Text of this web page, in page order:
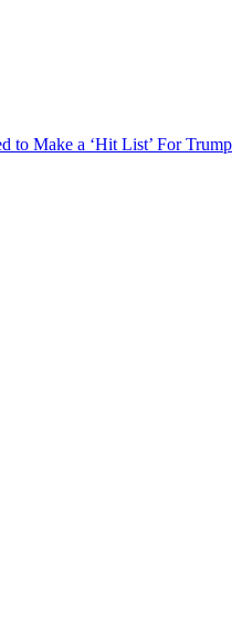
to Make a ‘Hit List’ For Trump